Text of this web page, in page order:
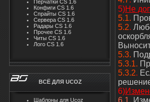
Перчатки CS 1.6
Конфиги CS 1.6
Спрайты CS 1.6
Сервера CS 1.6
Радары CS 1.6
Прочее CS 1.6
Читы CS 1.6
Лого CS 1.6
ВСЁ ДЛЯ UCOZ
Шаблоны для Ucoz
5)Не
5.1.
5.2.
5.3.
5.3.1.
5.3.2.
6)
6.1.